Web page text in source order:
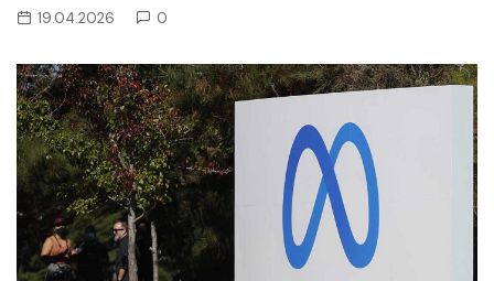
19.04.2026 0